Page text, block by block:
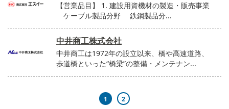
【営業品目】 1. 建設用資機材の製造・販売事業
ケーブル製品分野 鉄鋼製品分...
中井商工株式会社
中井商工は1972年の設立以来、橋や高速道路、
歩道橋といった“橋梁”の整備・メンテナン...
1 2